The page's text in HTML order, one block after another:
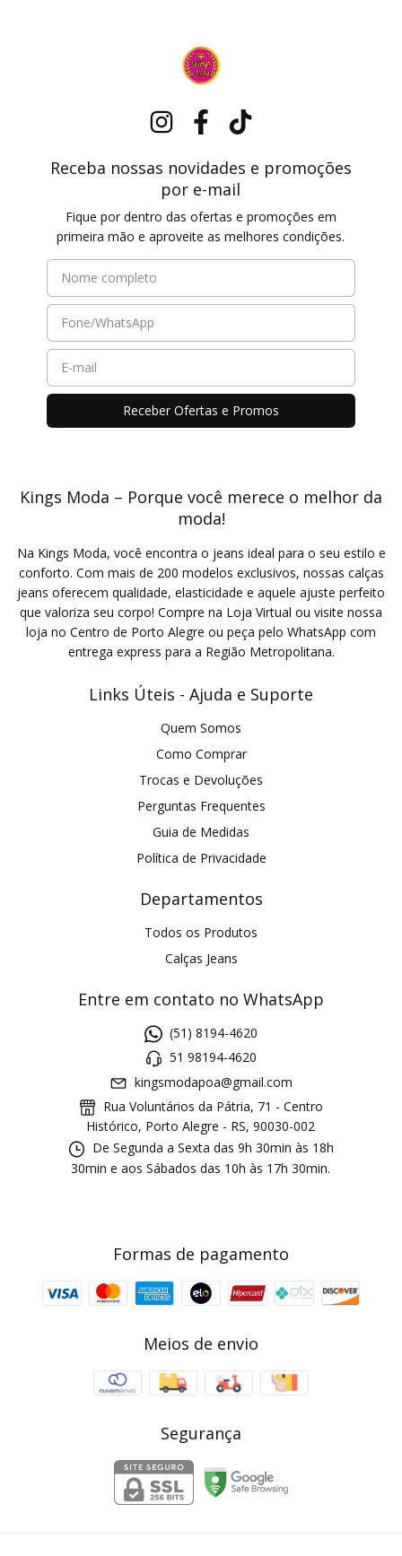
Receba nossas novidades e promoções
por e-mail
Fique por dentro das ofertas e promoções em
primeira mão e aproveite as melhores condições.
Kings Moda – Porque você merece o melhor da
moda!
Na Kings Moda, você encontra o jeans ideal para o seu estilo e
conforto. Com mais de 200 modelos exclusivos, nossas calças
jeans oferecem qualidade, elasticidade e aquele ajuste perfeito
que valoriza seu corpo! Compre na Loja Virtual ou visite nossa
loja no Centro de Porto Alegre ou peça pelo WhatsApp com
entrega express para a Região Metropolitana.
Links Úteis - Ajuda e Suporte
Quem Somos
Como Comprar
Trocas e Devoluções
Perguntas Frequentes
Guia de Medidas
Política de Privacidade
Departamentos
Todos os Produtos
Calças Jeans
Entre em contato no WhatsApp
(51) 8194-4620
51 98194-4620
kingsmodapoa@gmail.com
Rua Voluntários da Pátria, 71 - Centro
Histórico, Porto Alegre - RS, 90030-002
De Segunda a Sexta das 9h 30min às 18h
30min e aos Sábados das 10h às 17h 30min.
Formas de pagamento
Meios de envio
Segurança